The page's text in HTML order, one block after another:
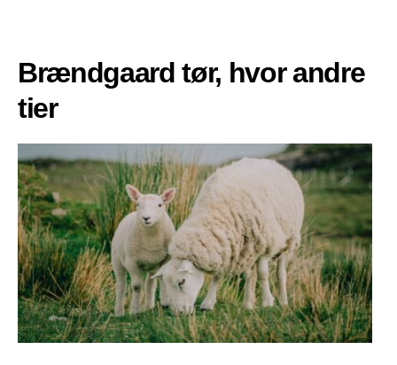
Brændgaard tør, hvor andre
tier